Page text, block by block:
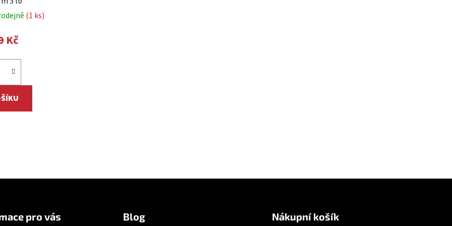
(1 ks)
Kč
v
pro vás Blog Nákupní košík